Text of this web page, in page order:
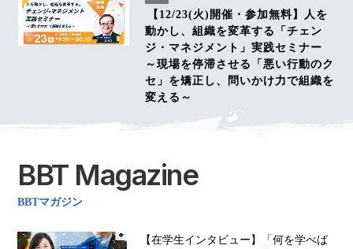
【12/23(火)開催・参加無料】人を
動かし、組織を変革する「チェン
ジ・マネジメント」実践セミナー
～現場を停滞させる「悪い行動のク
セ」を矯正し、問いかけ力で組織を
変える～
BBT Magazine
BBTマガジン
【在学生インタビュー】「何を学べば